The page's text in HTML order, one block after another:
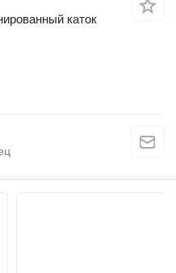
каток